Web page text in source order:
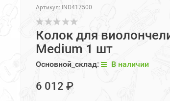
Артикул: IND417500
Колок для
Medium 1 шт
Основной_склад: В наличии
6 012 ₽